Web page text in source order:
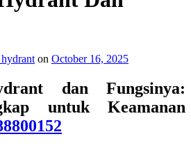
on October 16, 2025
dan Fungsinya:
untuk Keamanan